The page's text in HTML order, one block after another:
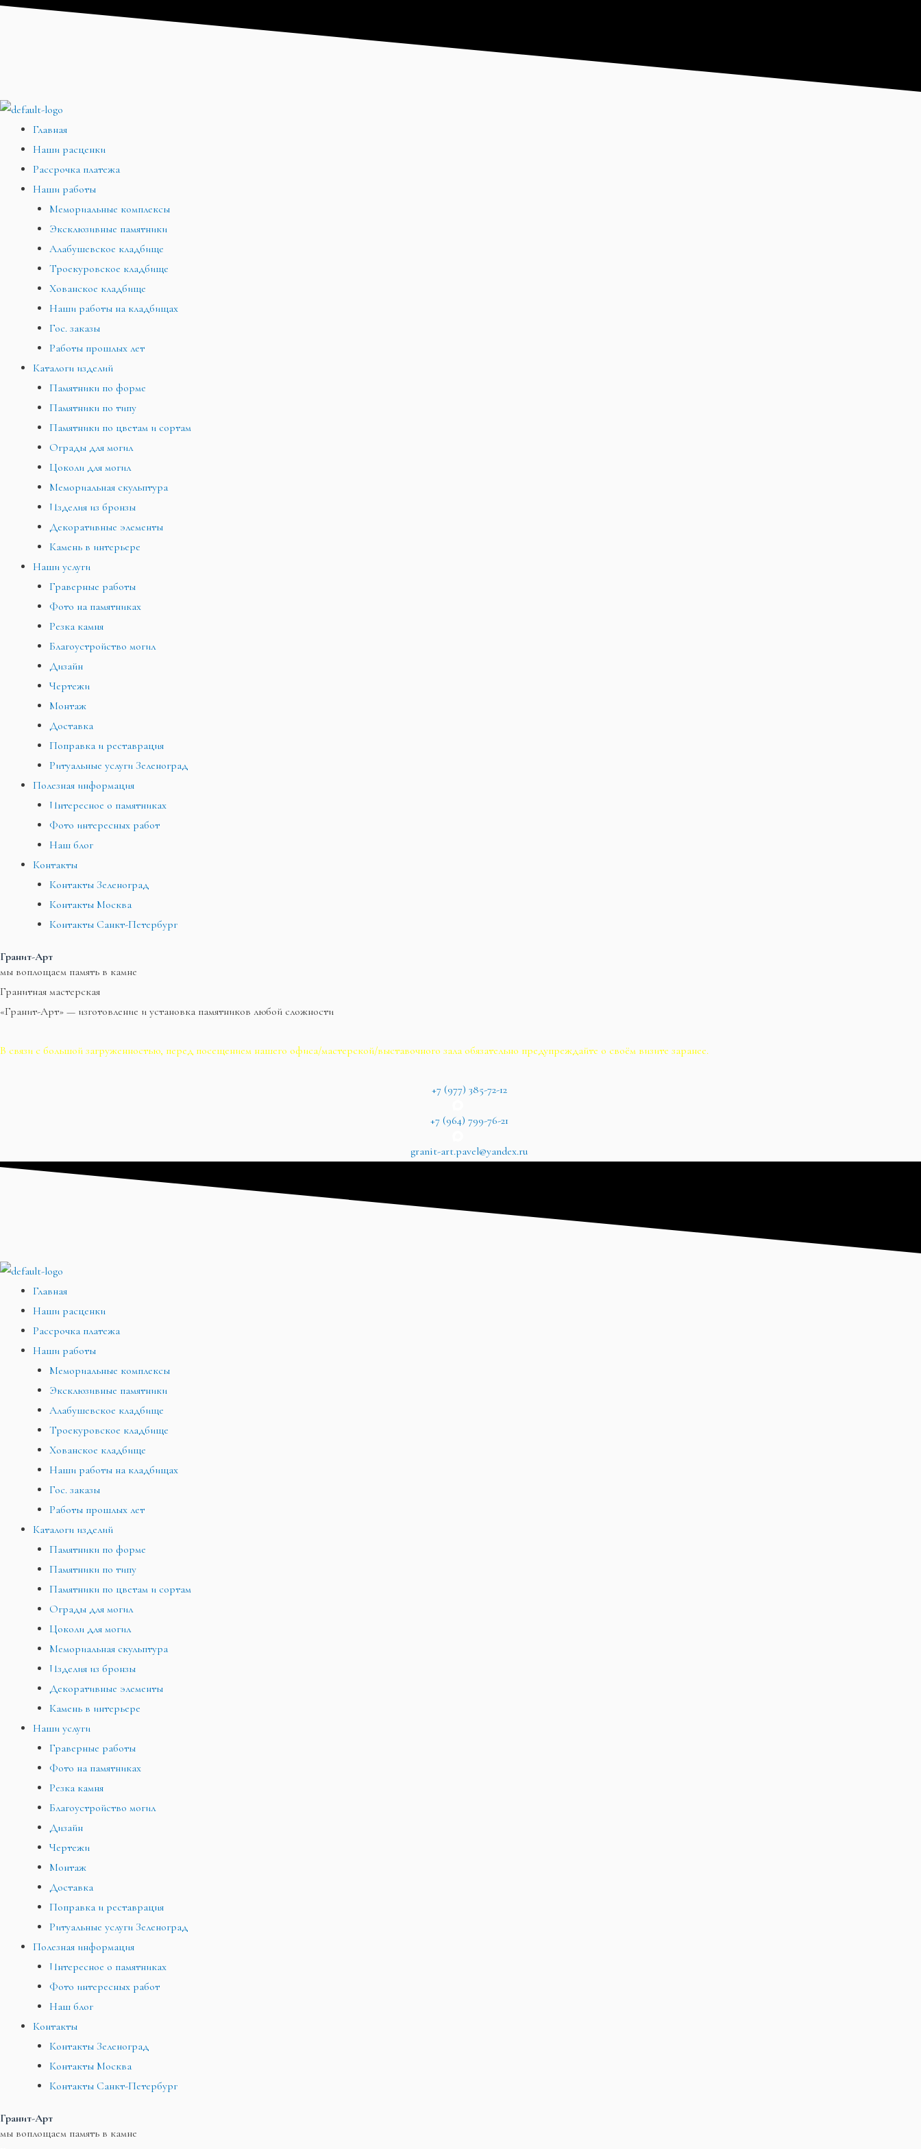
Перейти
Меню
Главная
Наши расценки
Рассрочка платежа
Наши работы
Мемориальные комплексы
Эксклюзивные памятники
Алабушевское кладбище
Троекуровское кладбище
Хованское кладбище
Наши работы на кладбищах
Гос. заказы
Работы прошлых лет
Каталоги изделий
Памятники по форме
Памятники по типу
Памятники по цветам и сортам
Ограды для могил
Цоколи для могил
Мемориальная скульптура
Изделия из бронзы
Декоративные элементы
Камень в интерьере
Наши услуги
Граверные работы
Фото на памятниках
Резка камня
Благоустройство могил
Дизайн
Чертежи
Монтаж
Доставка
Поправка и реставрация
Ритуальные услуги Зеленоград
Полезная информация
Интересное о памятниках
Фото интересных работ
Наш блог
Контакты
Контакты Зеленоград
Контакты Москва
Контакты Санкт-Петербург
Гранит-Арт
мы воплощаем память в камне
Гранитная мастерская
«Гранит-Арт» — изготовление и установка памятников любой сложности
В связи с большой загруженностью, перед посещением нашего офиса/мастерской/выставочного зала обязательно предупреждайте о своём визите заранее.
+7 (977) 385-72-12
+7 (964) 799-76-21
granit-art.pavel@yandex.ru
Меню
Главная
Наши расценки
Рассрочка платежа
Наши работы
Мемориальные комплексы
Эксклюзивные памятники
Алабушевское кладбище
Троекуровское кладбище
Хованское кладбище
Наши работы на кладбищах
Гос. заказы
Работы прошлых лет
Каталоги изделий
Памятники по форме
Памятники по типу
Памятники по цветам и сортам
Ограды для могил
Цоколи для могил
Мемориальная скульптура
Изделия из бронзы
Декоративные элементы
Камень в интерьере
Наши услуги
Граверные работы
Фото на памятниках
Резка камня
Благоустройство могил
Дизайн
Чертежи
Монтаж
Доставка
Поправка и реставрация
Ритуальные услуги Зеленоград
Полезная информация
Интересное о памятниках
Фото интересных работ
Наш блог
Контакты
Контакты Зеленоград
Контакты Москва
Контакты Санкт-Петербург
Гранит-Арт
мы воплощаем память в камне
Меню